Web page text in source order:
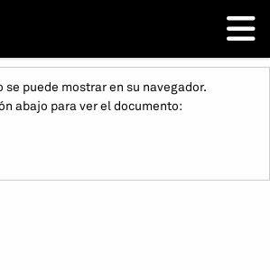
se puede mostrar en su navegador.
abajo para ver el documento: